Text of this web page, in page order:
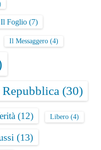
Il Foglio (7)
Il Messaggero (4)
(30)
(12) Libero (4)
(13)